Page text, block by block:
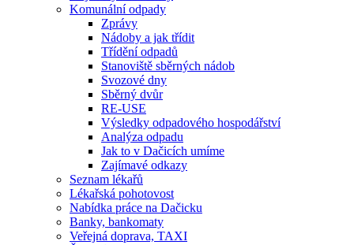
Komunální odpady
Zprávy
Nádoby a jak třídit
Třídění odpadů
Stanoviště sběrných nádob
Svozové dny
Sběrný dvůr
RE-USE
Výsledky odpadového hospodářství
Analýza odpadu
Jak to v Dačicích umíme
Zajímavé odkazy
Seznam lékařů
Lékařská pohotovost
Nabídka práce na Dačicku
Banky, bankomaty
Veřejná doprava, TAXI